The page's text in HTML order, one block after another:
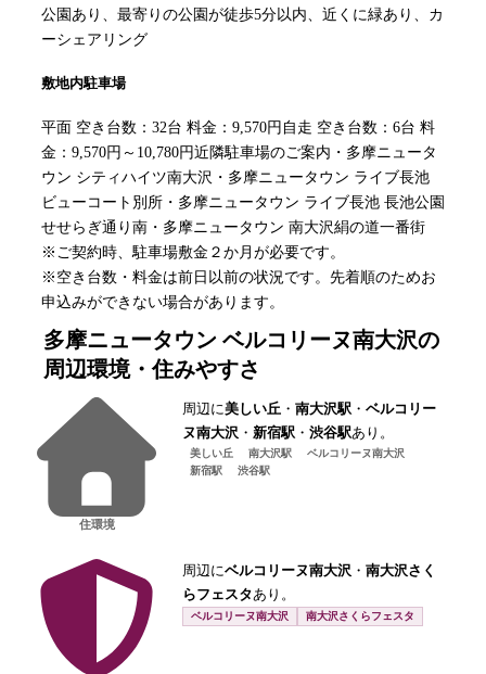
公園あり、最寄りの公園が徒歩5分以内、近くに緑あり、カ
ーシェアリング
敷地内駐車場
平面 空き台数：32台 料金：9,570円自走 空き台数：6台 料
金：9,570円～10,780円近隣駐車場のご案内・多摩ニュータ
ウン シティハイツ南大沢・多摩ニュータウン ライブ長池
ビューコート別所・多摩ニュータウン ライブ長池 長池公園
せせらぎ通り南・多摩ニュータウン 南大沢絹の道一番街
※ご契約時、駐車場敷金２か月が必要です。
※空き台数・料金は前日以前の状況です。先着順のためお
申込みができない場合があります。
多摩ニュータウン ベルコリーヌ南大沢の
周辺環境・住みやすさ
住環境
周辺に美しい丘 ・ 南大沢駅 ・ ベルコリー
ヌ南大沢 ・ 新宿駅 ・ 渋谷駅あり。
美しい丘 南大沢駅
ベルコリーヌ南大沢
新宿駅
渋谷駅
周辺にベルコリーヌ南大沢 ・ 南大沢さく
らフェスタあり。
ベルコリーヌ南大沢 南大沢さくらフェスタ